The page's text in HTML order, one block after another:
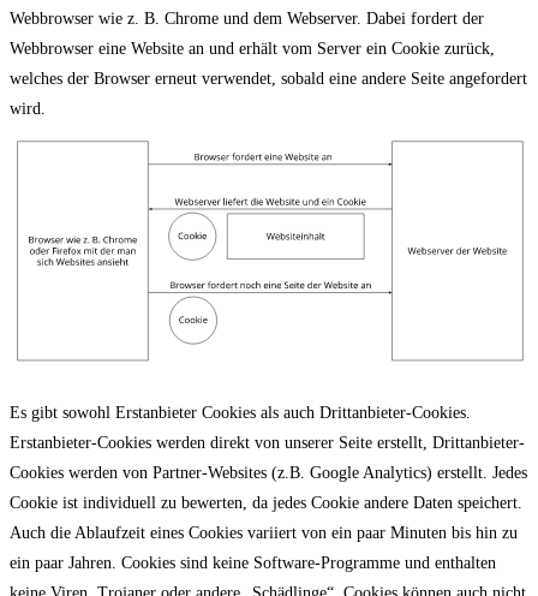
Webbrowser wie z. B. Chrome und dem Webserver. Dabei fordert der
Webbrowser eine Website an und erhält vom Server ein Cookie zurück,
welches der Browser erneut verwendet, sobald eine andere Seite angefordert
wird.
Es gibt sowohl Erstanbieter Cookies als auch Drittanbieter-Cookies.
Erstanbieter-Cookies werden direkt von unserer Seite erstellt, Drittanbieter-
Cookies werden von Partner-Websites (z.B. Google Analytics) erstellt. Jedes
Cookie ist individuell zu bewerten, da jedes Cookie andere Daten speichert.
Auch die Ablaufzeit eines Cookies variiert von ein paar Minuten bis hin zu
ein paar Jahren. Cookies sind keine Software-Programme und enthalten